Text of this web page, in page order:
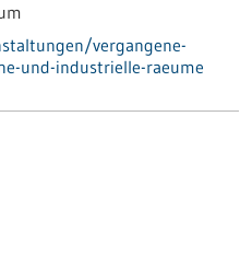
vergangene-
und-industrielle-raeume